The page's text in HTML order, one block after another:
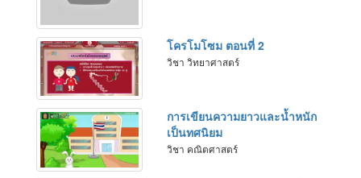
โครโมโซม ตอนที่ 2
วิชา วิทยาศาสตร์
การเขียนความยาวและน้ำหนัก
เป็นทศนิยม
วิชา คณิตศาสตร์